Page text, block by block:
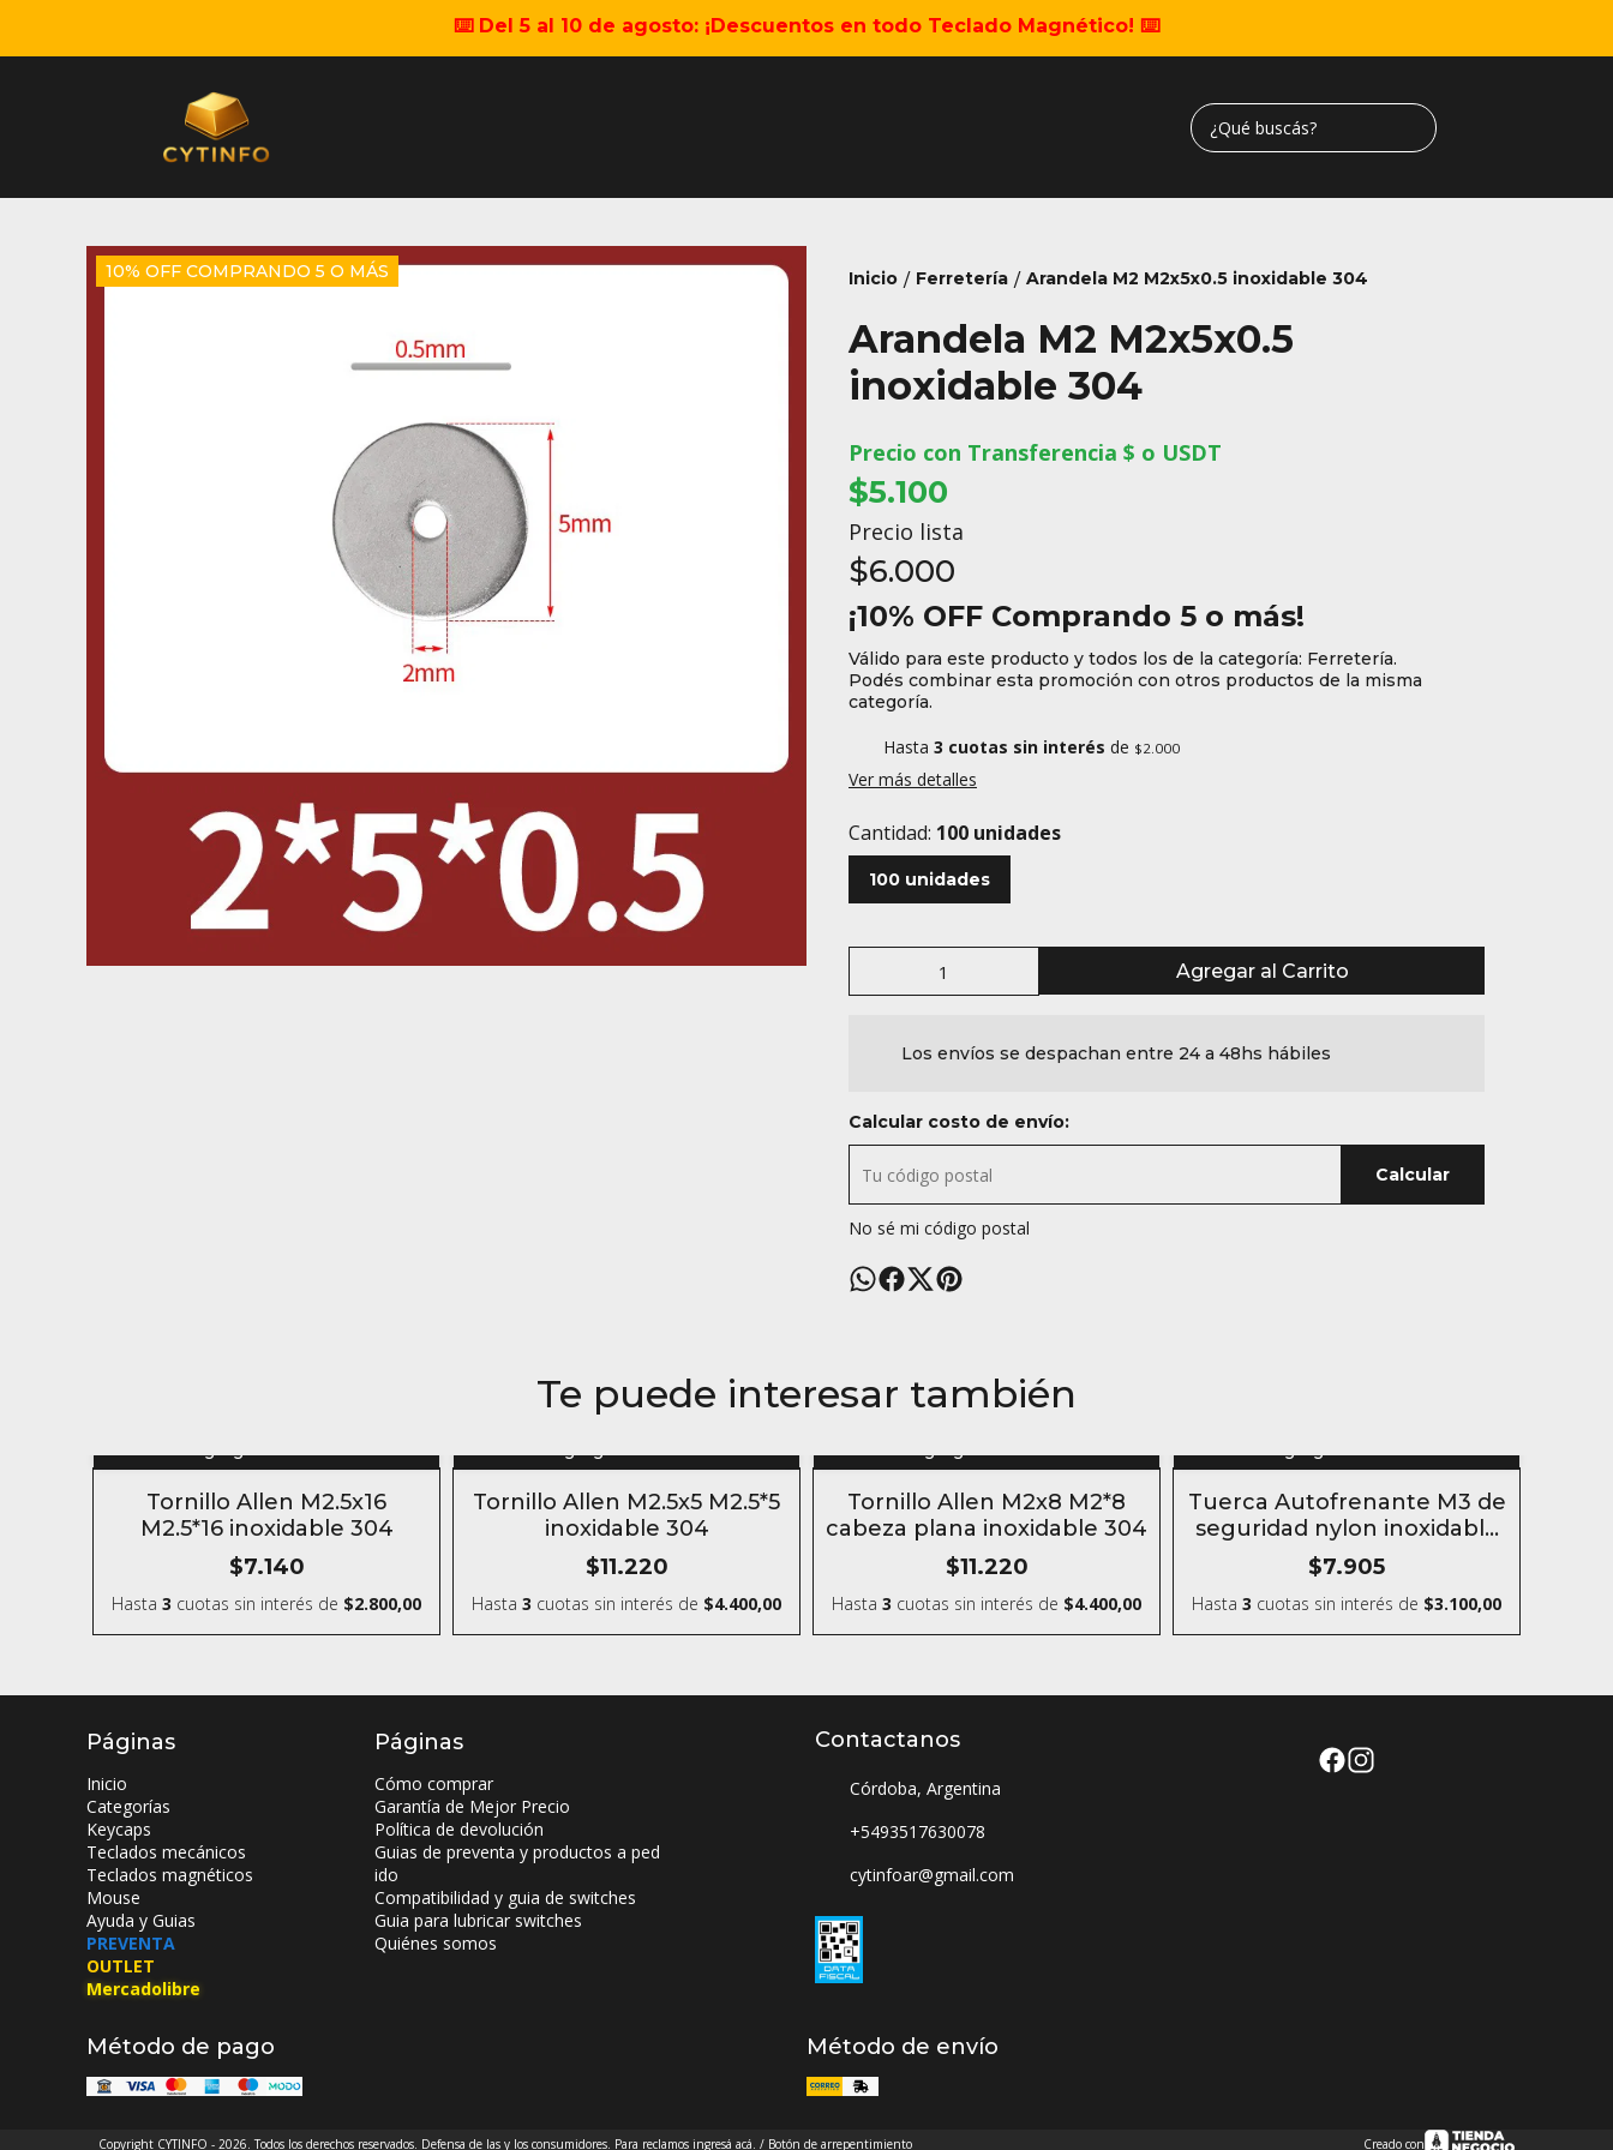
⌨️ Del 5 al 10 de agosto: ¡Descuentos en todo Teclado Magnético! ⌨️
10% OFF COMPRANDO 5 O MÁS Inicio / Ferretería / Arandela M2 M2x5x0.5 inoxidable 304
Arandela M2 M2x5x0.5
inoxidable 304
Precio con Transferencia $ o USDT
$5.100
Precio lista
$6.000
¡10% OFF Comprando 5 o más!
Válido para este producto y todos los de la categoría: Ferretería.
Podés combinar esta promoción con otros productos de la misma
categoría.
Hasta 3 cuotas sin interés de $2.000
Ver más detalles
Cantidad: 100 unidades
100 unidades
Agregar al Carrito
Los envíos se despachan entre 24 a 48hs hábiles
Calcular costo de envío:
Calcular
No sé mi código postal
Te puede interesar también
10% OFF
COMPRANDO 5 O MÁS
Tornillo Allen M2.5x16
M2.5*16 inoxidable 304
$7.140
Hasta 3 cuotas sin interés de $2.800,00
10% OFF
COMPRANDO 5 O MÁS
Tornillo Allen M2.5x5 M2.5*5
inoxidable 304
$11.220
Hasta 3 cuotas sin interés de $4.400,00
10% OFF
COMPRANDO 5 O MÁS
Tornillo Allen M2x8 M2*8
cabeza plana inoxidable 304
$11.220
Hasta 3 cuotas sin interés de $4.400,00
10% OFF
COMPRANDO 5 O MÁS
Tuerca Autofrenante M3 de
seguridad nylon inoxidable
304
$7.905
Hasta 3 cuotas sin interés de $3.100,00
Páginas
Inicio
Categorías
Keycaps
Teclados mecánicos
Teclados magnéticos
Mouse
Ayuda y Guias
PREVENTA
OUTLET
Mercadolibre
Páginas
Cómo comprar
Garantía de Mejor Precio
Política de devolución
Guias de preventa y productos a ped
ido
Compatibilidad y guia de switches
Guia para lubricar switches
Quiénes somos
Contactanos
Córdoba, Argentina
+5493517630078
cytinfoar@gmail.com
Método de pago Método de envío
Copyright CYTINFO - 2026. Todos los derechos reservados. Defensa de las y los consumidores. Para reclamos ingresá acá. / Botón de arrepentimiento Creado con